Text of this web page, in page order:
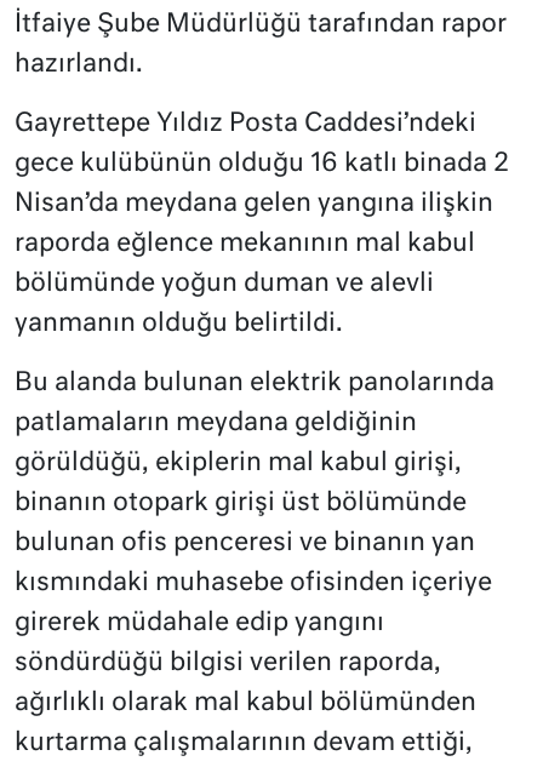
İtfaiye Şube Müdürlüğü tarafından rapor
hazırlandı.
Gayrettepe Yıldız Posta Caddesi’ndeki
gece kulübünün olduğu 16 katlı binada 2
Nisan’da meydana gelen yangına ilişkin
raporda eğlence mekanının mal kabul
bölümünde yoğun duman ve alevli
yanmanın olduğu belirtildi.
Bu alanda bulunan elektrik panolarında
patlamaların meydana geldiğinin
görüldüğü, ekiplerin mal kabul girişi,
binanın otopark girişi üst bölümünde
bulunan ofis penceresi ve binanın yan
kısmındaki muhasebe ofisinden içeriye
girerek müdahale edip yangını
söndürdüğü bilgisi verilen raporda,
ağırlıklı olarak mal kabul bölümünden
kurtarma çalışmalarının devam ettiği,